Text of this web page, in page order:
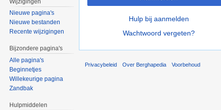
Hulp bij aanmelden
Wachtwoord vergeten?
Nieuwe pagina's
Nieuwe bestanden
Recente wijzigingen
Bijzondere pagina's
Alle pagina's
Beginnetjes
Willekeurige pagina
Zandbak
Hulpmiddelen
Privacybeleid Over Berghapedia Voorbehoud